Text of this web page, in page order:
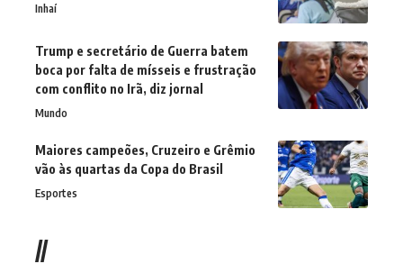
Inhaí
Trump e secretário de Guerra batem
boca por falta de mísseis e frustração
com conflito no Irã, diz jornal
Mundo
Maiores campeões, Cruzeiro e Grêmio
vão às quartas da Copa do Brasil
Esportes
//